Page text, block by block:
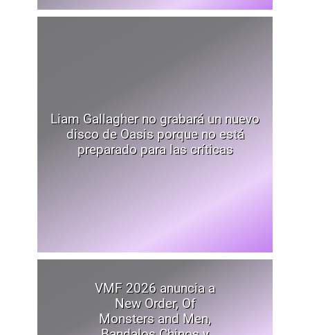
Liam Gallagher no grabará un nuevo
disco de Oasis porque no está
preparado para las críticas
VMF 2026 anuncia a
New Order, Of
Monsters and Men,